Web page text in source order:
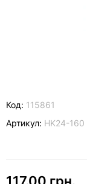
Код: 115861
Артикул: HK24-160